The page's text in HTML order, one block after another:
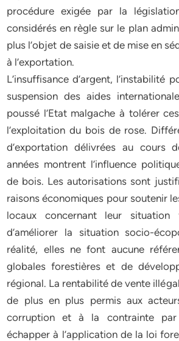
procédure exigée par la
considérés en règle sur le plan
plus l’objet de saisie et de mise en
à l’exportation.
L’insuffisance d’argent, l’instabilité
suspension des aides
poussé l’Etat malgache à tolérer
l’exploitation du bois de rose.
d’exportation délivrées au cours
années montrent l’influence
de bois. Les autorisations sont
raisons économiques pour soutenir
locaux concernant leur
d’améliorer la situation socio-
réalité, elles ne font aucune
globales forestières et de
régional. La rentabilité de vente
de plus en plus permis aux
corruption et à la contrainte
échapper à l’application de la loi